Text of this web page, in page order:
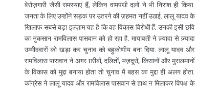
बेरोज़गारी जैसी समस्याएं हैं, लेकिन वामपंथी दलों ने भी निराश ही किया.
जनता के लिए उन्होंने सड़क पर उतरने की ज़हमत नहीं उठाई. लालू यादव के
खिला़फ सबसे बड़ा इल्ज़ाम यह है कि वह विकास विरोधी हैं. उनकी इसी छवि
का नुकसान रामविलास पासवान को हो रहा है. मायावती ने ज़्यादा से ज़्यादा
उम्मीदवारों को खड़ा कर चुनाव को बहुकोणीय बना दिया. लालू यादव और
रामविलास पासवान ने अगर ग़रीबों, दलितों, मज़दूरों, किसानों और मुसलमानों
के विकास को मुद्दा बनाया होता तो चुनाव में बहस का मुद्दा ही अलग होता.
कांग्रेस ने लालू यादव और रामविलास पासवान से हाथ न मिलाकर विपक्ष के